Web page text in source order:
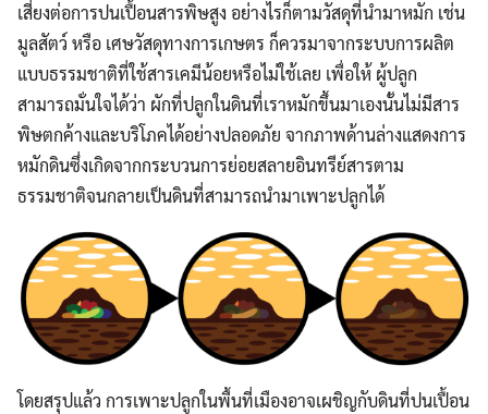
เสี่ยงต่อการปนเปื้อนสารพิษสูง อย่างไรก็ตามวัสดุที่นำมาหมัก เช่น
มูลสัตว์ หรือ เศษวัสดุทางการเกษตร ก็ควรมาจากระบบการผลิต
แบบธรรมชาติที่ใช้สารเคมีน้อยหรือไม่ใช้เลย เพื่อให้ ผู้ปลูก
สามารถมั่นใจได้ว่า ผักที่ปลูกในดินที่เราหมักขึ้นมาเองนั้นไม่มีสาร
พิษตกค้างและบริโภคได้อย่างปลอดภัย จากภาพด้านล่างแสดงการ
หมักดินซึ่งเกิดจากกระบวนการย่อยสลายอินทรีย์สารตาม
ธรรมชาติจนกลายเป็นดินที่สามารถนำมาเพาะปลูกได้
โดยสรุปแล้ว การเพาะปลูกในพื้นที่เมืองอาจเผชิญกับดินที่ปนเปื้อน